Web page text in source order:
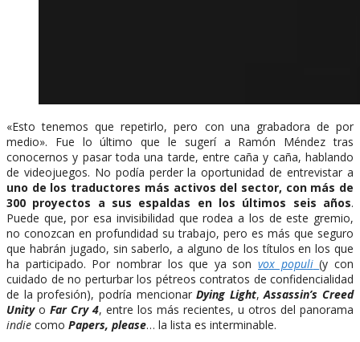
«Esto tenemos que repetirlo, pero con una grabadora de por
medio». Fue lo último que le sugerí a Ramón Méndez tras
conocernos y pasar toda una tarde, entre caña y caña, hablando
de videojuegos. No podía perder la oportunidad de entrevistar a
uno de los traductores más activos del sector, con más de
300 proyectos a sus espaldas en los últimos seis años.
Puede que, por esa invisibilidad que rodea a los de este gremio,
no conozcan en profundidad su trabajo, pero es más que seguro
que habrán jugado, sin saberlo, a alguno de los títulos en los que
ha participado. Por nombrar los que ya sonvox populi (y con
cuidado de no perturbar los pétreos contratos de confidencialidad
de la profesión), podría mencionarDying Light,Assassin’s Creed
Unityo Far Cry 4, entre los más recientes, u otros del panorama
indie como Papers, please… la lista es interminable.